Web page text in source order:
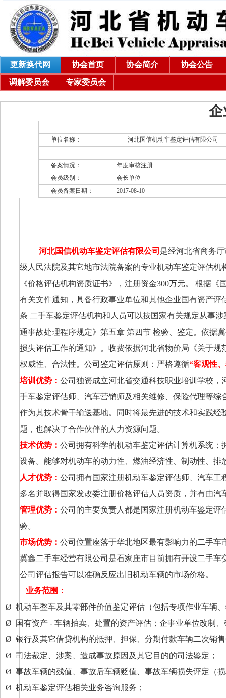
更新换代网 协会首页 协会简介 协会公告
调解委员会 专家委员会
企
单位名称： 河北国信机动车鉴定评估有限公司
备案情况：
年度审核注册
会员级别：
会长单位
会员备案日期：
2017-08-10
河北国信机动车鉴定评估有限公司 是经河北省商务
级人民法院及其它地市法院备案的专业机动车鉴定评估
《价格评估机构资质证书》，注册资金300万元。
根据《
有关文件通知，具备行政事业单位和其他企业国有资产评
条 二手车鉴定评估机构和人员可以按国家有关规定从事
通事故处理程序规定》第五章 第四节 检验、鉴定。依据
损失评估工作的通知》。收费依据河北省物价局《关于规
权威性、合法性。公司鉴定评估原则：严格遵循“客观性
培训优势： 公司独资成立河北省交通科技职业培训学校，
手车鉴定评估师、汽车营销师及相关维修、保险代理等
作为其技术骨干输送基地。同时将最先进的技术和实践
题，也解决了合作伙伴的人力资源问题。
技术优势： 公司拥有科学的机动车鉴定评估计算机系统；
设备。能够对机动车的动力性、燃油经济性、制动性、
人才优势： 公司拥有国家注册机动车鉴定评估师、汽车
多名并取得国家发改委注册价格评估人员资质，并有由
管理优势： 公司的主要负责人都是国家注册机动车鉴定
验。
市场优势： 公司位置座落于华北地区最有影响力的二手
冀鑫二手车经营有限公司是石家庄市目前拥有开设二手
公司评估报告可以准确反应出旧机动车辆的市场价格。
业务范围：
Ø 机动车整车及其零部件价值鉴定评估（包括专项作业车辆
Ø
国有资产 - 车辆拍卖、处置的资产评估；企事业单位改制
Ø 银行及其它借贷机构的抵押、担保、分期付款车辆二次销
Ø 司法裁定、涉案、造成事故原因及其它目的的司法鉴定；
Ø 事故车辆的残值、事故后车辆贬值、事故车辆损失评定（
Ø 机动车鉴定评估相关业务咨询服务；